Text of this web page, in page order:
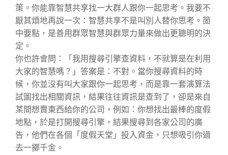
策。你能靠智慧共享找一大群人跟你一起思考。我要不
厭其煩地再說一次：智慧共享不是叫別人替你思考。箇
中要點，是善用群眾智慧與群眾力量來做出更聰明的決
定。
你也許會問：「我用搜尋引擎查資料，不就算是在利用
大家的智慧嗎？」答案是：不對。當你搜尋資料的時
候，你並沒有叫大家跟你一起思考，而是靠一套演算法
試圖找出相關資訊，結果往往資訊是查到了，卻是來自
某間想賣東西給你的公司，例如：你想找出最棒的度假
地點，於是打開搜尋引擎，結果搜尋到各家公司的廣
告，他們在各個「度假天堂」投入資金，只想吸引你過
去一擲千金。